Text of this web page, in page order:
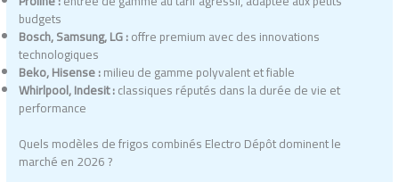
budgets
Bosch, Samsung, LG :offre premium avec des innovations
technologiques
Beko, Hisense :milieu de gamme polyvalent et fiable
Whirlpool, Indesit :classiques réputés dans la durée de vie et
performance
Quels modèles de frigos combinés Electro Dépôt dominent le
marché en 2026 ?